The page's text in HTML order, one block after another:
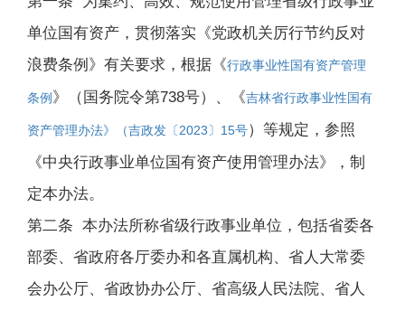
单位国有资产，贯彻落实《党政机关厉行节约反对
浪费条例》有关要求，根据《行政事业性国有资产管理
条例 》（国务院令第738号）、《吉林省行政事业性国有
资产管理办法》（吉政发〔2023〕15号）等规定，参照
《中央行政事业单位国有资产使用管理办法》，制
定本办法。
第二条 本办法所称省级行政事业单位，包括省委各
部委、省政府各厅委办和各直属机构、省人大常委
会办公厅、省政协办公厅、省高级人民法院、省人